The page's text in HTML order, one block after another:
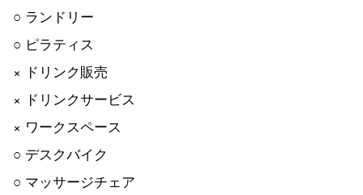
○ ランドリー
○ ピラティス
× ドリンク販売
× ドリンクサービス
× ワークスペース
○ デスクバイク
○ マッサージチェア